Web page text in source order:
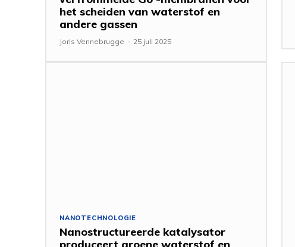
het scheiden van waterstof en
andere gassen
Joris Vennebrugge - 25 juli 2025
NANOTECHNOLOGIE
Nanostructureerde katalysator
produceert groene waterstof en